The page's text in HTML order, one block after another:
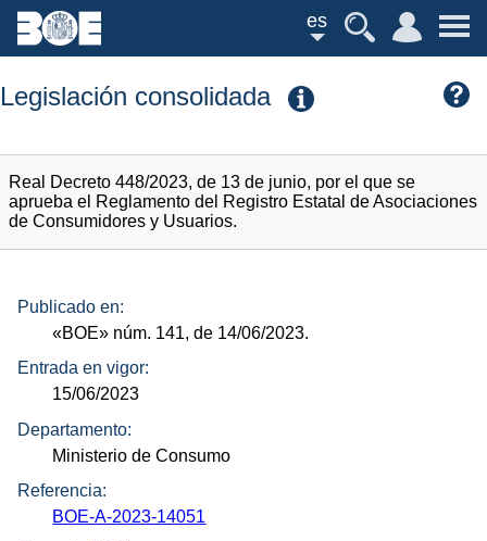
es
Legislación consolidada
Real Decreto 448/2023, de 13 de junio, por el que se
aprueba el Reglamento del Registro Estatal de Asociaciones
de Consumidores y Usuarios.
Publicado en:
«BOE» núm. 141, de 14/06/2023.
Entrada en vigor:
15/06/2023
Departamento:
Ministerio de Consumo
Referencia:
BOE-A-2023-14051